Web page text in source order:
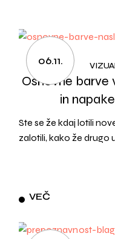
06.11.
Osnovne barve
in
Ste se že kdaj lotili
zalotili, kako že drugo
VEČ